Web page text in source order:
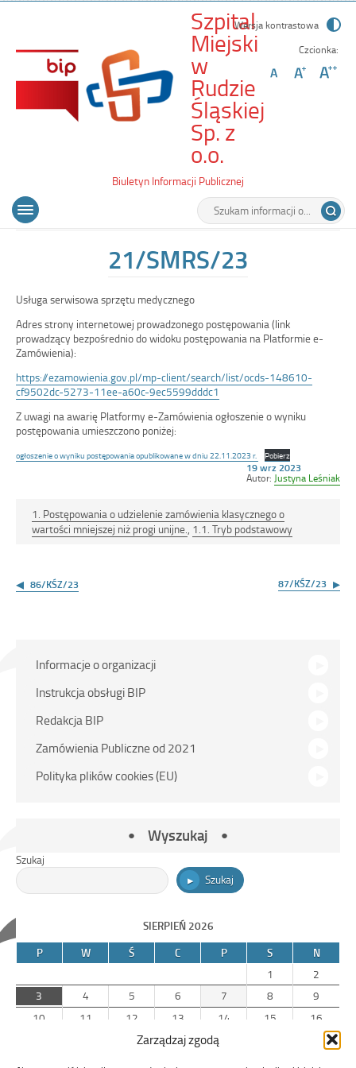
Zarządzaj zgodą
Szpital
Miejski
w
Rudzie
Śląskiej
Sp. z
o.o.
21/SMRS/23
Biuletyn Informacji Publicznej
Wersja kontrastowa
Czcionka:
Wyszukiwarka
Tutaj
wpisz
Menu
główne
Otwórz
21/SMRS/23
Usługa serwisowa sprzętu medycznego
Adres strony internetowej prowadzonego postępowania (link
prowadzący bezpośrednio do widoku postępowania na Platformie e-
Zamówienia):
https://ezamowienia.gov.pl/mp-client/search/list/ocds-148610-
cf9502dc-5273-11ee-a60c-9ec5599dddc1
Z uwagi na awarię Platformy e-Zamówienia ogłoszenie o wyniku
postępowania umieszczono poniżej:
ogłoszenie o wyniku postępowania opublikowane w dniu 22.11.2023 r. Pobierz
Opublikowano
w
19 wrz 2023
Autor: Justyna Leśniak
1. Postępowania o udzielenie zamówienia klasycznego o
wartości mniejszej niż progi unijne., 1.1. Tryb podstawowy
wpisu
86/KŚZ/23 87/KŚZ/23
Menu
główne
Informacje o organizacji
Instrukcja obsługi BIP
Redakcja BIP
Zamówienia Publiczne od 2021
Polityka plików cookies (EU)
Wyszukaj
Szukaj
Szukaj
SIERPIEŃ 2026
P
W Ś C P S
N
1
2
3
4 5 6 7 8
9
10
11 12 13 14 15
16
19 20 21